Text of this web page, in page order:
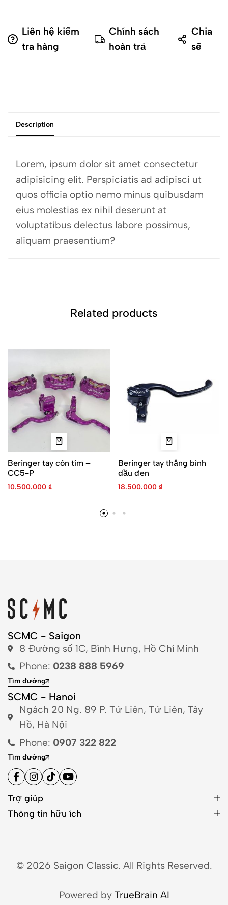
Liên hệ kiểm
tra hàng
Chính sách
hoàn trả
Chia
sẽ
Description
Lorem, ipsum dolor sit amet consectetur
adipisicing elit. Perspiciatis ad adipisci ut
quos officia optio nemo minus quibusdam
eius molestias ex nihil deserunt at
voluptatibus delectus labore possimus,
aliquam praesentium?
Related products
Beringer tay côn tím –
CC5-P
10.500.000 ₫
Beringer tay thắng bình
dầu đen
18.500.000 ₫
SCMC - Saigon
8 Đường số 1C, Bình Hưng, Hồ Chí Minh
Phone: 0238 888 5969
Tìm đường
SCMC - Hanoi
Ngách 20 Ng. 89 P. Tứ Liên, Tứ Liên, Tây
Hồ, Hà Nội
Phone: 0907 322 822
Tìm đường
Trợ giúp
Thông tin hữu ích
© 2026 Saigon Classic. All Rights Reserved.
Powered by TrueBrain AI